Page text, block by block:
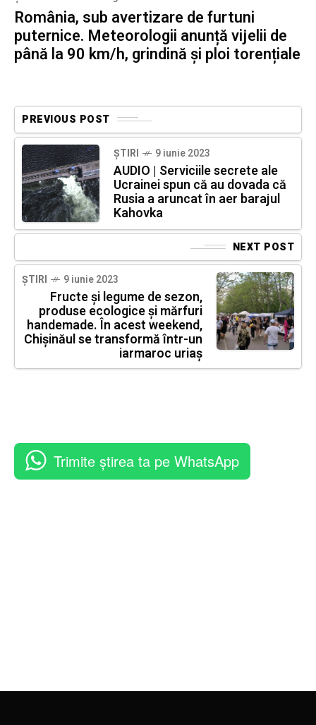
România, sub avertizare de furtuni
puternice. Meteorologii anunță vijelii de
până la 90 km/h, grindină și ploi torențiale
PREVIOUS POST
ȘTIRI 9 iunie 2023
AUDIO | Serviciile secrete ale
Ucrainei spun că au dovada că
Rusia a aruncat în aer barajul
Kahovka
NEXT POST
ȘTIRI 9 iunie 2023
Fructe și legume de sezon,
produse ecologice și mărfuri
handemade. În acest weekend,
Chișinăul se transformă într-un
iarmaroc uriaș
Trimite știrea ta pe WhatsApp